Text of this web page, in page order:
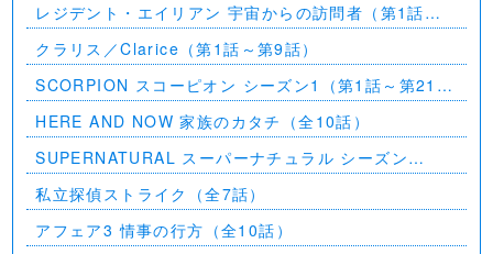
レジデント・エイリアン 宇宙からの訪問者（第1話～
第7話）
クラリス／Clarice（第1話～第9話）
SCORPION スコーピオン シーズン1（第1話～第21
話）
HERE AND NOW 家族のカタチ（全10話）
SUPERNATURAL スーパーナチュラル シーズン
11（全23話）
私立探偵ストライク（全7話）
アフェア3 情事の行方（全10話）